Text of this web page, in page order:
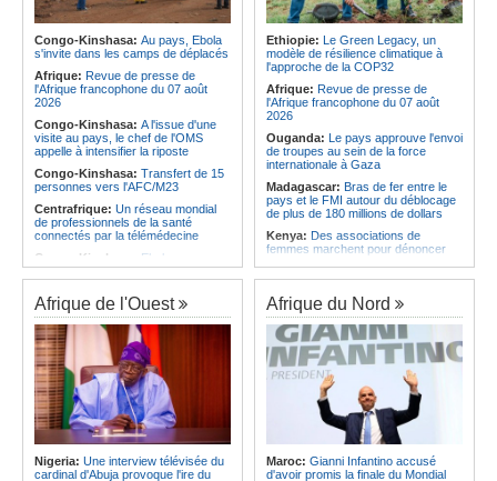
Afrique:AfroBasket U18 (F) - Le
Sénégal craque au 3e quart-temps
et s'incline face à la Tunisie (44-43)
Afrique du Nord:Santé - La
Tunisie troisième pays arabe et 49e
au monde
Angola:La nouvelle loi renforce la
protection des institutions contre les
cyberattaques, selon Mário Oliveira
Angola:Le pays criminalise la
diffusion de fausses informations
sur Internet
Congo-Kinshasa: Au pays, Ebola
s'invite dans les camps de déplacés
Afrique: Revue de presse de
l'Afrique francophone du 07 août
2026
Congo-Kinshasa: A l'issue d'une
visite au pays, le chef de l'OMS
appelle à intensifier la riposte
Congo-Kinshasa: Transfert de 15
personnes vers l'AFC/M23
Centrafrique: Un réseau mondial
de professionnels de la santé
connectés par la télémédecine
Congo-Kinshasa: Ebola au pays -
Africa CDC mise sur les
communautés
Afrique Centrale:L'explosion de la
demande de viande de brousse
extermine la faune sauvage
Congo-Kinshasa:Après l'accord
avec une branche des FDLR, les
zones d'ombre persistent
Centrafrique: Un gendarme détenu
par le groupe armé AAKG retrouve
la liberté
Rome et Kigali discutent
d'une possible externalisation au
Ethiopie: Le Green Legacy, un
modèle de résilience climatique à
l'approche de la COP32
Afrique: Revue de presse de
l'Afrique francophone du 07 août
2026
Ouganda: Le pays approuve l'envoi
de troupes au sein de la force
internationale à Gaza
Madagascar: Bras de fer entre le
pays et le FMI autour du déblocage
de plus de 180 millions de dollars
Kenya: Des associations de
femmes marchent pour dénoncer
Afrique:La CEA renforce les
capacités des parlementaires de
l'Afrique de l'Est
Congo-Kinshasa:
Après l'accord
avec une branche des FDLR, les
zones d'ombre persistent
Sud-Soudan:
Le pays à la croisée
des chemins, alerte l'ONU
Rwanda:Rome et Kigali discutent
d'une possible externalisation au
pays des procédures d'asile à
destination de l'Italie
Afrique de l'Ouest
Nigeria: Une interview télévisée du
cardinal d'Abuja provoque l'ire du
Afrique du Nord
Maroc: Gianni Infantino accusé
d'avoir promis la finale du Mondial